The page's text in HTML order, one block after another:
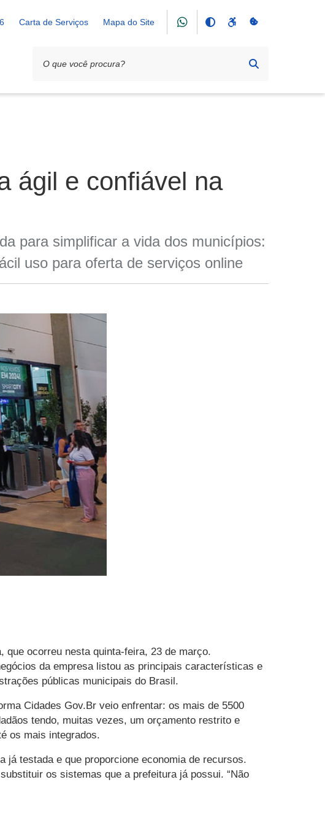
Carta de Serviços Mapa do Site
ágil e confiável na
para simplificar a vida dos municípios:
uso para oferta de serviços online
que ocorreu nesta quinta-feira, 23 de março.
da empresa listou as principais características e
públicas municipais do Brasil.
Cidades Gov.Br veio enfrentar: os mais de 5500
tendo, muitas vezes, um orçamento restrito e
os mais integrados.
já testada e que proporcione economia de recursos.
os sistemas que a prefeitura já possui. “Não